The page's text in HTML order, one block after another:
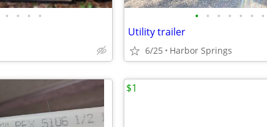
• • • • • • • • • • •
Utility trailer
6/25 Harbor Springs
$1